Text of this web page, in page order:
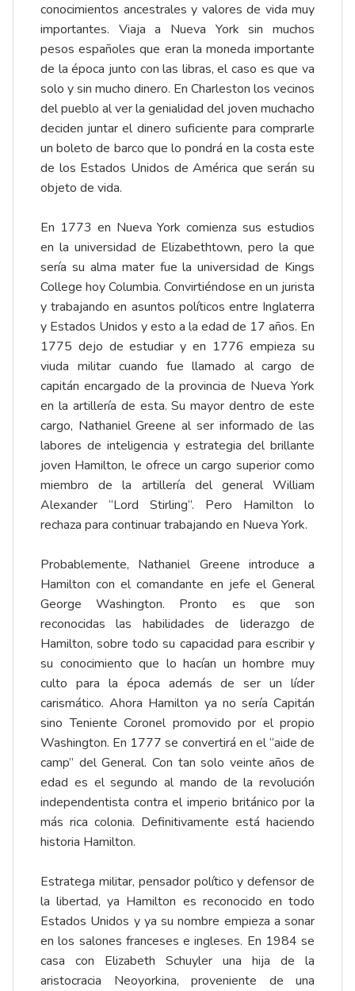
conocimientos ancestrales y valores de vida muy
importantes. Viaja a Nueva York sin muchos
pesos españoles que eran la moneda importante
de la época junto con las libras, el caso es que va
solo y sin mucho dinero. En Charleston los vecinos
del pueblo al ver la genialidad del joven muchacho
deciden juntar el dinero suficiente para comprarle
un boleto de barco que lo pondrá en la costa este
de los Estados Unidos de América que serán su
objeto de vida.
En 1773 en Nueva York comienza sus estudios
en la universidad de Elizabethtown, pero la que
sería su alma mater fue la universidad de Kings
College hoy Columbia. Convirtiéndose en un jurista
y trabajando en asuntos políticos entre Inglaterra
y Estados Unidos y esto a la edad de 17 años. En
1775 dejo de estudiar y en 1776 empieza su
viuda militar cuando fue llamado al cargo de
capitán encargado de la provincia de Nueva York
en la artillería de esta. Su mayor dentro de este
cargo, Nathaniel Greene al ser informado de las
labores de inteligencia y estrategia del brillante
joven Hamilton, le ofrece un cargo superior como
miembro de la artillería del general William
Alexander “Lord Stirling”. Pero Hamilton lo
rechaza para continuar trabajando en Nueva York.
Probablemente, Nathaniel Greene introduce a
Hamilton con el comandante en jefe el General
George Washington. Pronto es que son
reconocidas las habilidades de liderazgo de
Hamilton, sobre todo su capacidad para escribir y
su conocimiento que lo hacían un hombre muy
culto para la época además de ser un líder
carismático. Ahora Hamilton ya no sería Capitán
sino Teniente Coronel promovido por el propio
Washington. En 1777 se convertirá en el “aide de
camp” del General. Con tan solo veinte años de
edad es el segundo al mando de la revolución
independentista contra el imperio británico por la
más rica colonia. Definitivamente está haciendo
historia Hamilton.
Estratega militar, pensador político y defensor de
la libertad, ya Hamilton es reconocido en todo
Estados Unidos y ya su nombre empieza a sonar
en los salones franceses e ingleses. En 1984 se
casa con Elizabeth Schuyler una hija de la
aristocracia Neoyorkina, proveniente de una